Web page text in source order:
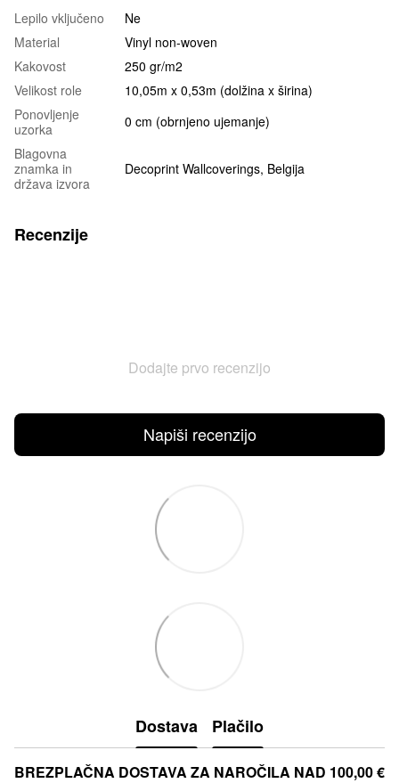
Lepilo vključeno
Ne
Material
Vinyl non-woven
Kakovost
250 gr/m2
Velikost role
10,05m x 0,53m (dolžina x širina)
Ponovljenje
uzorka
0 cm (obrnjeno ujemanje)
Blagovna
znamka in
država izvora
Decoprint Wallcoverings, Belgija
Recenzije
Dodajte prvo recenzijo
Napiši recenzijo
Dostava Plačilo
BREZPLAČNA DOSTAVA ZA NAROČILA NAD 100,00 €